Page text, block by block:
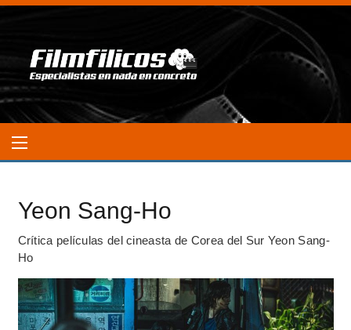
Yeon Sang-Ho
Crítica películas del cineasta de Corea del Sur Yeon Sang-
Ho